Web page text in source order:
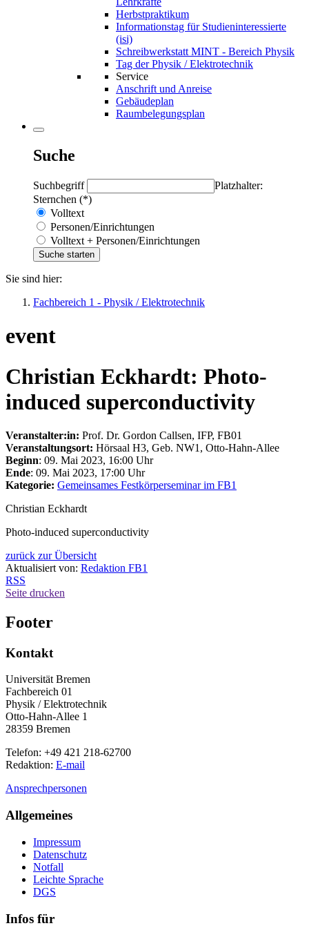
Herbstpraktikum
Informationstag für Studieninteressierte
(isi)
Schreibwerkstatt MINT - Bereich Physik
Tag der Physik / Elektrotechnik
Service
Anschrift und Anreise
Gebäudeplan
Raumbelegungsplan
Suche
Suchbegriff
Platzhalter:
Sternchen (*)
Volltext
Personen/Einrichtungen
Volltext + Personen/Einrichtungen
Sie sind hier:
Fachbereich 1 - Physik / Elektrotechnik
event
Christian Eckhardt: Photo-
induced superconductivity
Veranstalter:in: Prof. Dr. Gordon Callsen, IFP, FB01
Veranstaltungsort: Hörsaal H3, Geb. NW1, Otto-Hahn-Allee
Beginn: 09. Mai 2023, 16:00 Uhr
Ende: 09. Mai 2023, 17:00 Uhr
Kategorie: Gemeinsames Festkörperseminar im FB1
Christian Eckhardt
Photo-induced superconductivity
zurück zur Übersicht
Aktualisiert von: Redaktion FB1
RSS
Seite drucken
Footer
Kontakt
Universität Bremen
Fachbereich 01
Physik / Elektrotechnik
Otto-Hahn-Allee 1
28359 Bremen
Telefon: +49 421 218-62700
Redaktion: E-mail
Ansprechpersonen
Allgemeines
Impressum
Datenschutz
Notfall
Leichte Sprache
DGS
Infos für